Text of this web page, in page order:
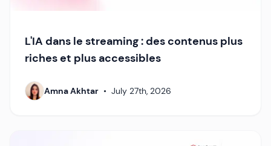
L'IA dans le streaming : des contenus plus
riches et plus accessibles
Amna Akhtar • July 27th, 2026